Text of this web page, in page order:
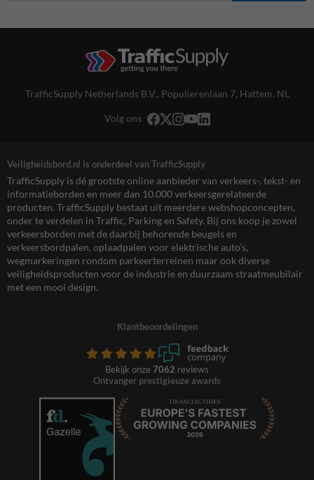
TrafficSupply Netherlands B.V., Populierenlaan 7, Hattem, NL
Volg ons
Veiligheidsbord.nl is onderdeel van TrafficSupply
TrafficSupply is dé grootste online aanbieder van verkeers-, tekst- en
informatieborden en meer dan 10.000 verkeersgerelateerde
producten. TrafficSupply bestaat uit meerdere webshopconcepten,
onder te verdelen in Traffic, Parking en Safety. Bij ons koop je zowel
verkeersborden met de daarbij behorende beugels en
verkeersbordpalen, oplaadpalen voor elektrische auto’s,
wegmarkeringen rondom parkeerterreinen maar ook diverse
veiligheidsproducten voor de industrie en duurzaam straatmeubilair
met een mooi design.
Klantbeoordelingen
Bekijk onze 7062 reviews
Ontvanger prestigieuze awards